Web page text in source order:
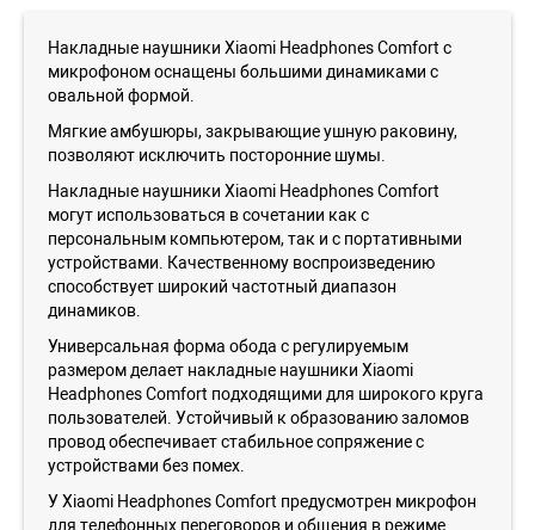
Накладные наушники Xiaomi Headphones Comfort с
микрофоном оснащены большими динамиками с
овальной формой.
Мягкие амбушюры, закрывающие ушную раковину,
позволяют исключить посторонние шумы.
Накладные наушники Xiaomi Headphones Comfort
могут использоваться в сочетании как с
персональным компьютером, так и с портативными
устройствами. Качественному воспроизведению
способствует широкий частотный диапазон
динамиков.
Универсальная форма обода с регулируемым
размером делает накладные наушники Xiaomi
Headphones Comfort подходящими для широкого круга
пользователей. Устойчивый к образованию заломов
провод обеспечивает стабильное сопряжение с
устройствами без помех.
У Xiaomi Headphones Comfort предусмотрен микрофон
для телефонных переговоров и общения в режиме